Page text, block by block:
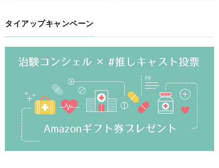
タイアップキャンペーン